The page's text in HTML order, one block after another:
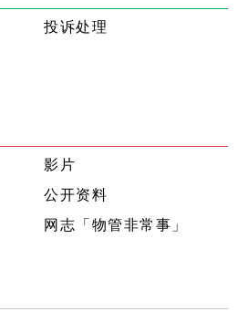
投诉处理
影片
公开资料
网志「物管非常事」